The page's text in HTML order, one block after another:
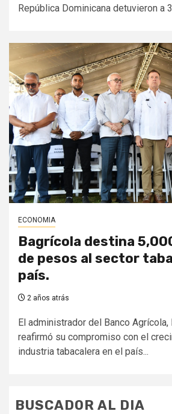
República Dominicana detuvieron a
ECONOMIA
Bagrícola destina
de pesos al sector
país.
2 años atrás
El administrador del Banco Agrícola,
reafirmó su compromiso con el
industria tabacalera en el país...
BUSCADOR AL DIA